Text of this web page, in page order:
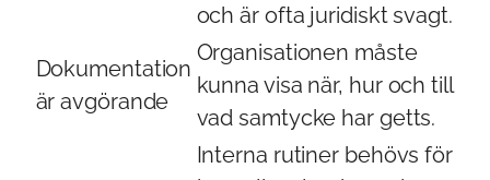
och är ofta juridiskt svagt.
Dokumentation
är avgörande
Organisationen måste
kunna visa när, hur och till
vad samtycke har getts.
Interna rutiner behövs för